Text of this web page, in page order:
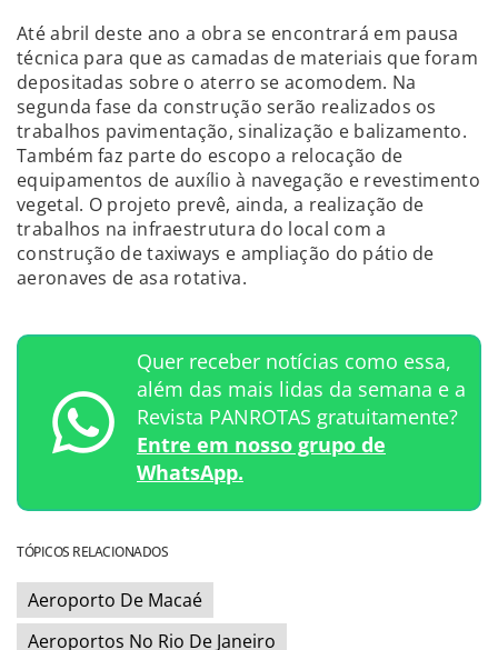
Até abril deste ano a obra se encontrará em pausa
técnica para que as camadas de materiais que foram
depositadas sobre o aterro se acomodem. Na
segunda fase da construção serão realizados os
trabalhos pavimentação, sinalização e balizamento.
Também faz parte do escopo a relocação de
equipamentos de auxílio à navegação e revestimento
vegetal. O projeto prevê, ainda, a realização de
trabalhos na infraestrutura do local com a
construção de taxiways e ampliação do pátio de
aeronaves de asa rotativa.
Quer receber notícias como essa,
além das mais lidas da semana e a
Revista PANROTAS gratuitamente?
Entre em nosso grupo de
WhatsApp.
TÓPICOS RELACIONADOS
Aeroporto De Macaé
Aeroportos No Rio De Janeiro